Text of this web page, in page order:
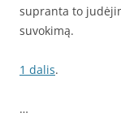
supranta to
suvokimą.
1 dalis.
…